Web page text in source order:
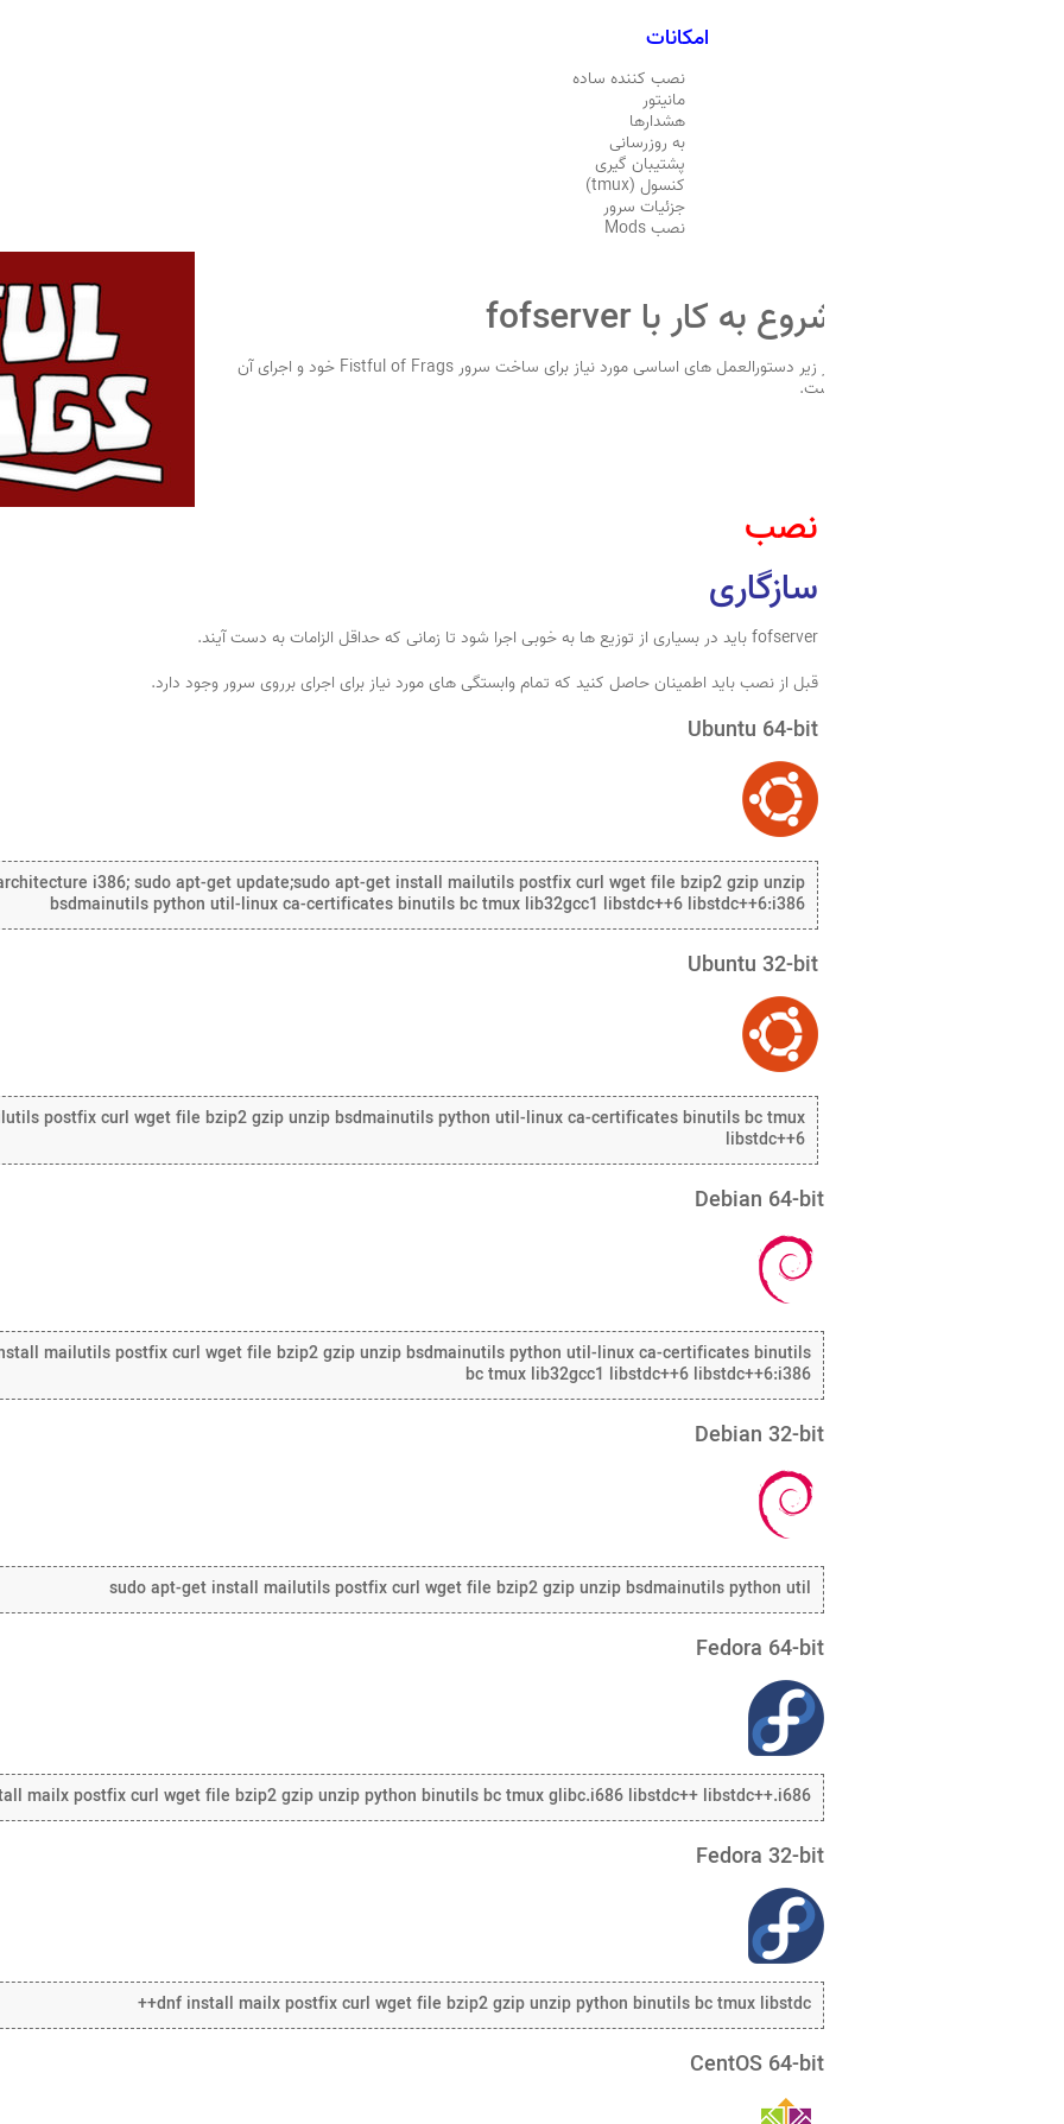
امکانات
نصب کننده ساده
مانیتور
هشدارها
به روزرسانی
پشتیبان گیری
کنسول (tmux)
جزئیات سرور
نصب Mods
شروع به کار با fofserver
در زیر دستورالعمل های اساسی مورد نیاز برای ساخت سرور Fistful of Frags خود و اجرای آن
است.
نصب
سازگاری
fofserver باید در بسیاری از توزیع ها به خوبی اجرا شود تا زمانی که حداقل الزامات به دست آیند.
قبل از نصب باید اطمینان حاصل کنید که تمام وابستگی های مورد نیاز برای اجرای برروی سرور وجود دارد.
Ubuntu 64-bit
i386; sudo apt-get update;sudo apt-get install mailutils postfix curl wget file bzip2 gzip unzip
bsdmainutils python util-linux ca-certificates binutils bc tmux lib32gcc1 libstdc++6 libstdc++6:i386
Ubuntu 32-bit
postfix curl wget file bzip2 gzip unzip bsdmainutils python util-linux ca-certificates binutils bc tmux
libstdc++6
Debian 64-bit
mailutils postfix curl wget file bzip2 gzip unzip bsdmainutils python util-linux ca-certificates binutils
bc tmux lib32gcc1 libstdc++6 libstdc++6:i386
Debian 32-bit
sudo apt-get install mailutils postfix curl wget file bzip2 gzip unzip bsdmainutils python util
Fedora 64-bit
mailx postfix curl wget file bzip2 gzip unzip python binutils bc tmux glibc.i686 libstdc++ libstdc++.i686
Fedora 32-bit
dnf install mailx postfix curl wget file bzip2 gzip unzip python binutils bc tmux libstdc++
CentOS 64-bit